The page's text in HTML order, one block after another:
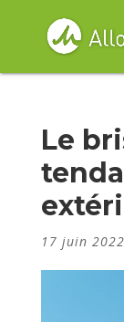
Le
17 juin